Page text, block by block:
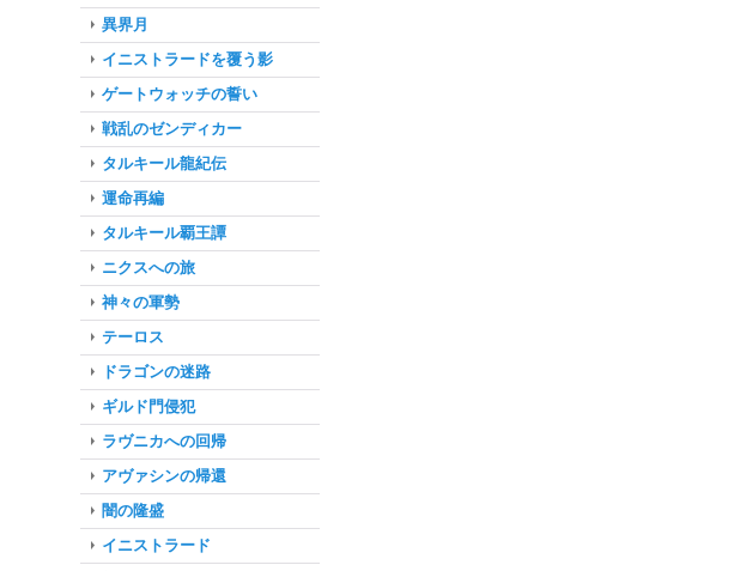
異界月
イニストラードを覆う影
ゲートウォッチの誓い
戦乱のゼンディカー
タルキール龍紀伝
運命再編
タルキール覇王譚
ニクスへの旅
神々の軍勢
テーロス
ドラゴンの迷路
ギルド門侵犯
ラヴニカへの回帰
アヴァシンの帰還
闇の隆盛
イニストラード